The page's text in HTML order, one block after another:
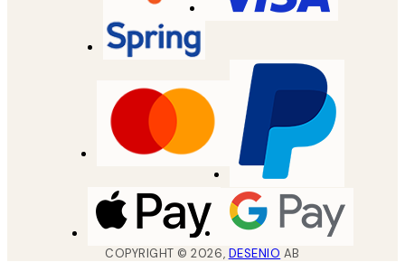
COPYRIGHT ©2026, DESENIO AB